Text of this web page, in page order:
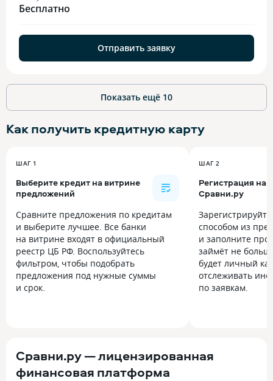
Бесплатно
Отправить заявку
Показать ещё 10
Как получить кредитную карту
ШАГ 1
Выберите кредит на витрине
предложений
Сравните предложения по кредитам
и выберите лучшее. Все банки
на витрине входят в официальный
реестр ЦБ РФ. Воспользуйтесь
фильтром, чтобы подобрать
предложения под нужные суммы
и срок.
ШАГ 2
Регистрация на
Сравни.ру
способом из
и заполните
займёт не
будет личный
отслеживать
по заявкам.
Сравни.ру — лицензированная
финансовая платформа